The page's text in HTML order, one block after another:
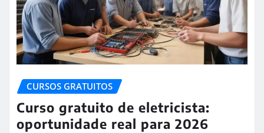
CURSOS GRATUITOS
Curso gratuito de eletricista:
oportunidade real para 2026